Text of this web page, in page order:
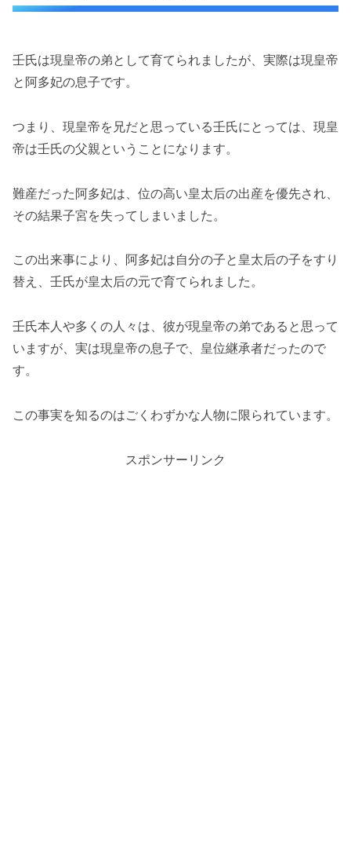
壬氏は現皇帝の弟として育てられましたが、実際は現皇帝
と阿多妃の息子です。
つまり、現皇帝を兄だと思っている壬氏にとっては、現皇
帝は壬氏の父親ということになります。
難産だった阿多妃は、位の高い皇太后の出産を優先され、
その結果子宮を失ってしまいました。
この出来事により、阿多妃は自分の子と皇太后の子をすり
替え、壬氏が皇太后の元で育てられました。
壬氏本人や多くの人々は、彼が現皇帝の弟であると思って
いますが、実は現皇帝の息子で、皇位継承者だったので
す。
この事実を知るのはごくわずかな人物に限られています​​​​。
スポンサーリンク